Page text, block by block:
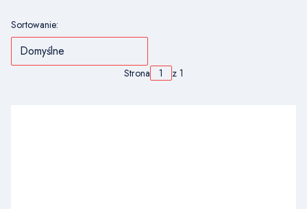
Lista produktów
Sortowanie:
Domyślne
Strona z 1